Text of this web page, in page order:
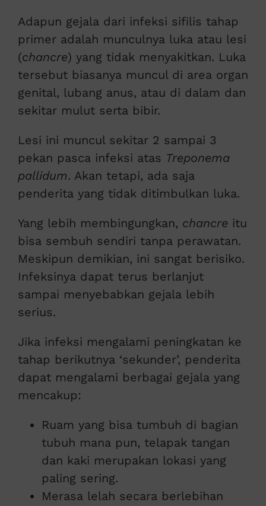
Adapun gejala dari infeksi sifilis tahap
primer adalah munculnya luka atau lesi
(chancre) yang tidak menyakitkan. Luka
tersebut biasanya muncul di area organ
genital, lubang anus, atau di dalam dan
sekitar mulut serta bibir.
Lesi ini muncul sekitar 2 sampai 3
pekan pasca infeksi atas Treponema
pallidum. Akan tetapi, ada saja
penderita yang tidak ditimbulkan luka.
Yang lebih membingungkan, chancre itu
bisa sembuh sendiri tanpa perawatan.
Meskipun demikian, ini sangat berisiko.
Infeksinya dapat terus berlanjut
sampai menyebabkan gejala lebih
serius.
Jika infeksi mengalami peningkatan ke
tahap berikutnya ‘sekunder’, penderita
dapat mengalami berbagai gejala yang
mencakup:
Ruam yang bisa tumbuh di bagian
tubuh mana pun, telapak tangan
dan kaki merupakan lokasi yang
paling sering.
Merasa lelah secara berlebihan